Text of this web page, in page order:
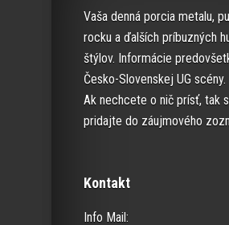
Vaša denná porcia metalu,
rocku a ďalších príbuzných
štýlov. Informácie
Česko-Slovenskej UG scény.
Ak nechcete o nič prísť, tak
pridajte do záujmového
Kontakt
Info Mail: